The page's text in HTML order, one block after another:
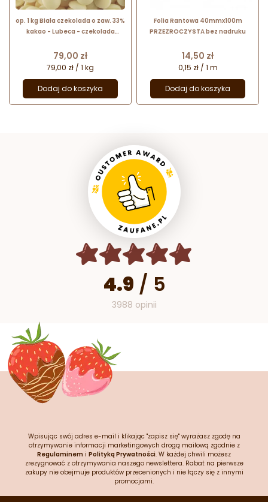
op. 1 kg Biała czekolada o zaw. 33%
kakao - Lubeca - czekolada
776
Cena
79,00 zł
79,00 zł / 1 kg
Dodaj do koszyka
Folia Rantowa 40mmx100m
PRZEZROCZYSTA bez nadruku
Cena
14,50 zł
0,15 zł / 1 m
Dodaj do koszyka
4.9 / 5
3988 opinii
Wpisując swój adres e-mail i klikając "zapisz się" wyrażasz zgodę na
otrzymywanie informacji marketingowych drogą mailową zgodnie z
Regulaminem i Polityką Prywatności. W każdej chwili możesz
zrezygnować z otrzymywania naszego newslettera. Rabat na pierwsze
zakupy nie obejmuje produktów przecenionych i nie łączy się z innymi
promocjami.